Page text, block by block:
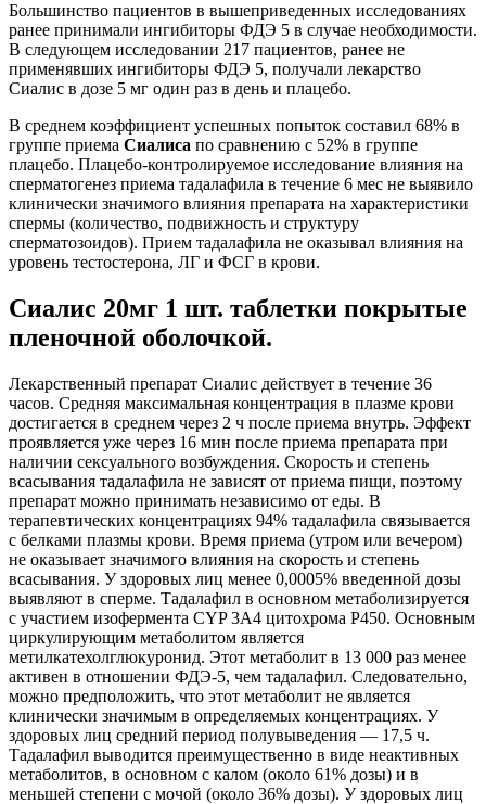
Большинство пациентов в вышеприведенных исследованиях
ранее принимали ингибиторы ФДЭ 5 в случае необходимости.
В следующем исследовании 217 пациентов, ранее не
применявших ингибиторы ФДЭ 5, получали лекарство
Сиалис в дозе 5 мг один раз в день и плацебо.
В среднем коэффициент успешных попыток составил 68% в
группе приема Сиалиса по сравнению с 52% в группе
плацебо. Плацебо-контролируемое исследование влияния на
сперматогенез приема тадалафила в течение 6 мес не выявило
клинически значимого влияния препарата на характеристики
спермы (количество, подвижность и структуру
сперматозоидов). Прием тадалафила не оказывал влияния на
уровень тестостерона, ЛГ и ФСГ в крови.
Сиалис 20мг 1 шт. таблетки покрытые
пленочной оболочкой.
Лекарственный препарат Сиалис действует в течение 36
часов. Средняя максимальная концентрация в плазме крови
достигается в среднем через 2 ч после приема внутрь. Эффект
проявляется уже через 16 мин после приема препарата при
наличии сексуального возбуждения. Скорость и степень
всасывания тадалафила не зависят от приема пищи, поэтому
препарат можно принимать независимо от еды. В
терапевтических концентрациях 94% тадалафила связывается
с белками плазмы крови. Время приема (утром или вечером)
не оказывает значимого влияния на скорость и степень
всасывания. У здоровых лиц менее 0,0005% введенной дозы
выявляют в сперме. Тадалафил в основном метаболизируется
с участием изофермента CYP 3А4 цитохрома Р450. Основным
циркулирующим метаболитом является
метилкатехолглюкуронид. Этот метаболит в 13 000 раз менее
активен в отношении ФДЭ-5, чем тадалафил. Следовательно,
можно предположить, что этот метаболит не является
клинически значимым в определяемых концентрациях. У
здоровых лиц средний период полувыведения — 17,5 ч.
Тадалафил выводится преимущественно в виде неактивных
метаболитов, в основном с калом (около 61% дозы) и в
меньшей степени с мочой (около 36% дозы). У здоровых лиц